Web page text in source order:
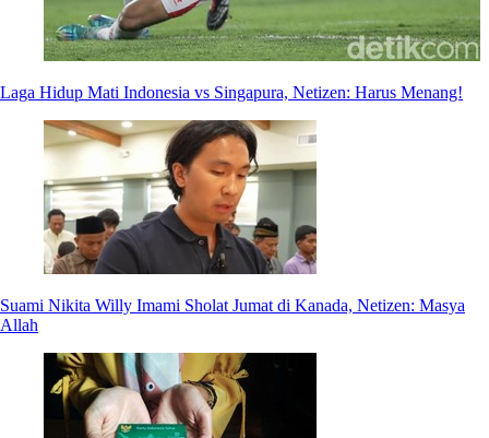
Laga Hidup Mati Indonesia vs Singapura, Netizen: Harus Menang!
Suami Nikita Willy Imami Sholat Jumat di Kanada, Netizen: Masya
Allah